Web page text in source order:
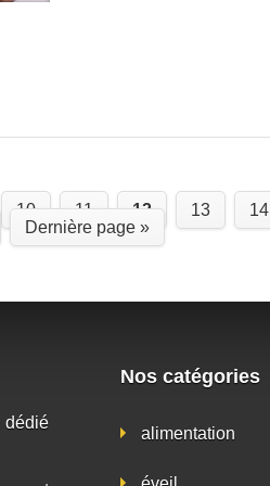
10 11 12 13 14
Dernière page »
dédié
Nos catégories
alimentation